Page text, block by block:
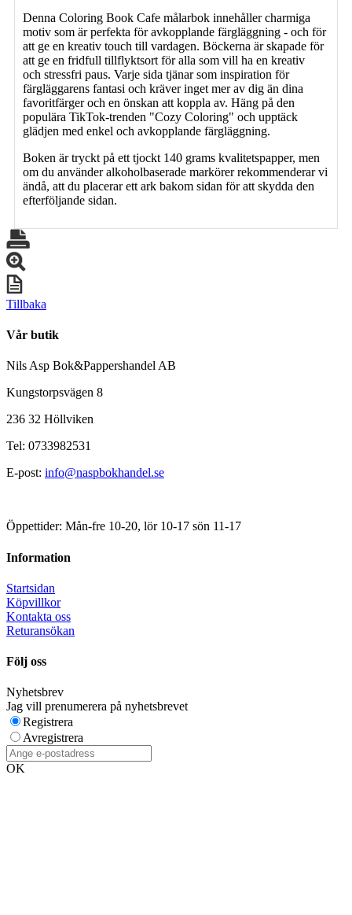
Denna Coloring Book Cafe målarbok innehåller charmiga
motiv som är perfekta för avkopplande färgläggning - och för
att ge en kreativ touch till vardagen. Böckerna är skapade för
att ge en fridfull tillflyktsort för alla som vill ha en kreativ
och stressfri paus. Varje sida tjänar som inspiration för
färgläggarens fantasi och kräver inget mer av dig än dina
favoritfärger och en önskan att koppla av. Häng på den
populära TikTok-trenden "Cozy Coloring" och upptäck
glädjen med enkel och avkopplande färgläggning.
Boken är tryckt på ett tjockt 140 grams kvalitetspapper, men
om du använder alkoholbaserade markörer rekommenderar vi
ändå, att du placerar ett ark bakom sidan för att skydda den
efterföljande sidan.
Tillbaka
Vår butik
Nils Asp Bok&Pappershandel AB
Kungstorpsvägen 8
236 32 Höllviken
Tel: 0733982531
E-post: info@naspbokhandel.se
Öppettider: Mån-fre 10-20, lör 10-17 sön 11-17
Information
Startsidan
Köpvillkor
Kontakta oss
Returansökan
Följ oss
Nyhetsbrev
Jag vill prenumerera på nyhetsbrevet
Registrera
Avregistrera
OK